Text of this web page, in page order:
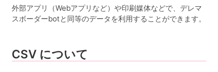
外部アプリ（Webアプリなど）や印刷媒体などで、デレマ
スボーダーbotと同等のデータを利用することができます。
CSV について